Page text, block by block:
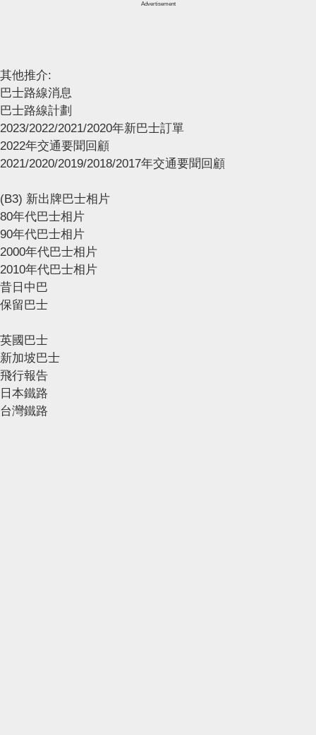
Advertisement
其他推介:
巴士路線消息
巴士路線計劃
2023/2022/2021/2020年新巴士訂單
2022年交通要聞回顧
2021/2020/2019/2018/2017年交通要聞回顧
(B3) 新出牌巴士相片
80年代巴士相片
90年代巴士相片
2000年代巴士相片
2010年代巴士相片
昔日中巴
保留巴士
英國巴士
新加坡巴士
飛行報告
日本鐵路
台灣鐵路